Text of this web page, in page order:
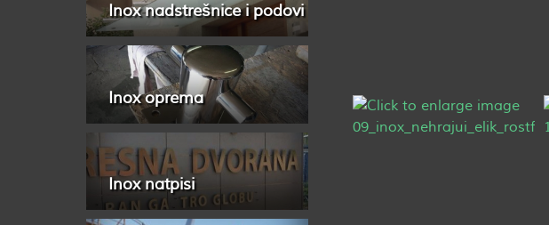
Inox nadstrešnice i podovi
Inox oprema
Inox natpisi